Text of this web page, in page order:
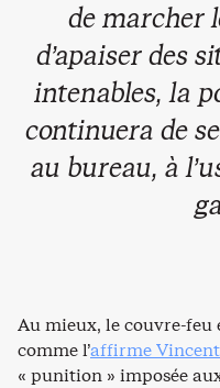
de marcher
d’apaiser des
intenables, la
continuera de
au bureau, à
Au mieux, le couvre-feu
comme l’affirme
« punition » imposée